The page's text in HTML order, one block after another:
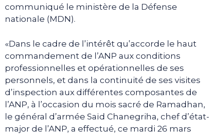
communiqué le ministère de la Défense
nationale (MDN).
«Dans le cadre de l’intérêt qu’accorde le haut
commandement de l’ANP aux conditions
professionnelles et opérationnelles de ses
personnels, et dans la continuité de ses visites
d’inspection aux différentes composantes de
l’ANP, à l’occasion du mois sacré de Ramadhan,
le général d’armée Saïd Chanegriha, chef d’état-
major de l’ANP, a effectué, ce mardi 26 mars